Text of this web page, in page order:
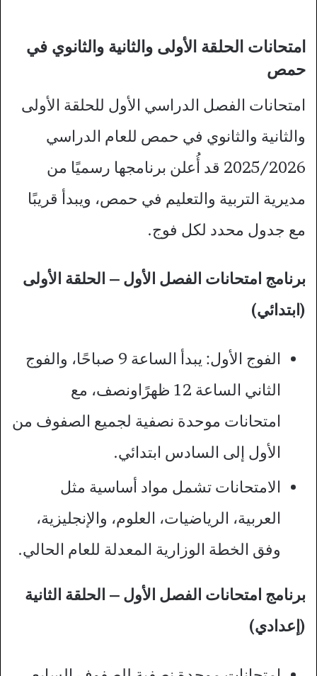
امتحانات الحلقة الأولى والثانية والثانوي في
حمص
امتحانات الفصل الدراسي الأول للحلقة الأولى
والثانية والثانوي في حمص للعام الدراسي
2025/2026 قد أُعلن برنامجها رسميًا من
مديرية التربية والتعليم في حمص، ويبدأ قريبًا
مع جدول محدد لكل فوج.​
برنامج امتحانات الفصل الأول – الحلقة الأولى
(ابتدائي)
الفوج الأول: يبدأ الساعة 9 صباحًا، والفوج
الثاني الساعة 12 ظهرًاونصف، مع
امتحانات موحدة نصفية لجميع الصفوف من
الأول إلى السادس ابتدائي.​
الامتحانات تشمل مواد أساسية مثل
العربية، الرياضيات، العلوم، والإنجليزية،
وفق الخطة الوزارية المعدلة للعام الحالي.​
برنامج امتحانات الفصل الأول – الحلقة الثانية
(إعدادي)